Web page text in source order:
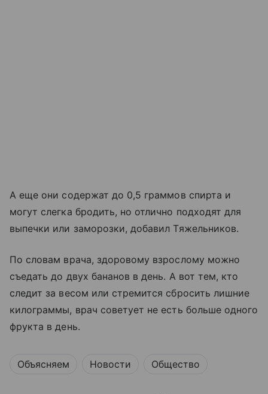
А еще они содержат до 0,5 граммов спирта и
могут слегка бродить, но отлично подходят для
выпечки или заморозки, добавил Тяжельников.
По словам врача, здоровому взрослому можно
съедать до двух бананов в день. А вот тем, кто
следит за весом или стремится сбросить лишние
килограммы, врач советует не есть больше одного
фрукта в день.
Объясняем Новости Общество